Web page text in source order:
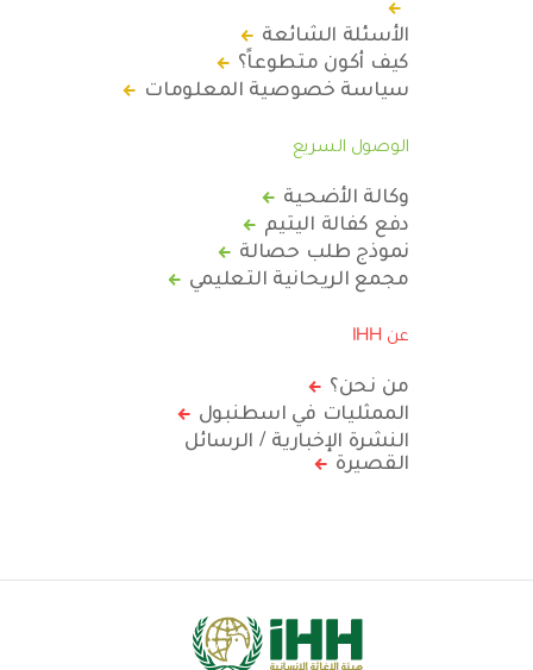
الأسئلة الشائعة
كيف أكون متطوعاً؟
سياسة خصوصية المعلومات
الوصول السريع
وكالة الأضحية
دفع كفالة اليتيم
نموذج طلب حصالة
مجمع الريحانية التعليمي
عن IHH
من نحن؟
الممثليات في اسطنبول
النشرة الإخبارية / الرسائل
القصيرة